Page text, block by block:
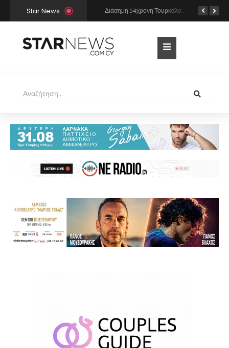
Star News Διάσημη 54χρονη Τουρκάλα ηθοποιός συνελήφθη γιατί φορούσε δονητή στον λαιμό της – «Μου αρέσει να τον έχω πάντα πρόχειρο…»